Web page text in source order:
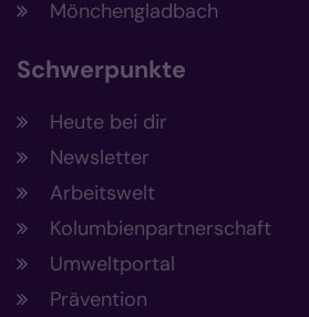
Mönchengladbach
Schwerpunkte
Heute bei dir
Newsletter
Arbeitswelt
Kolumbienpartnerschaft
Umweltportal
Prävention